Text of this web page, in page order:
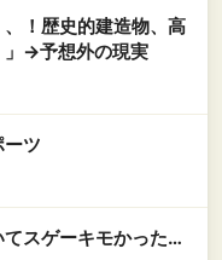
、！歴史的建造物、高
」→予想外の現実
ーツ
スゲーキモかった…